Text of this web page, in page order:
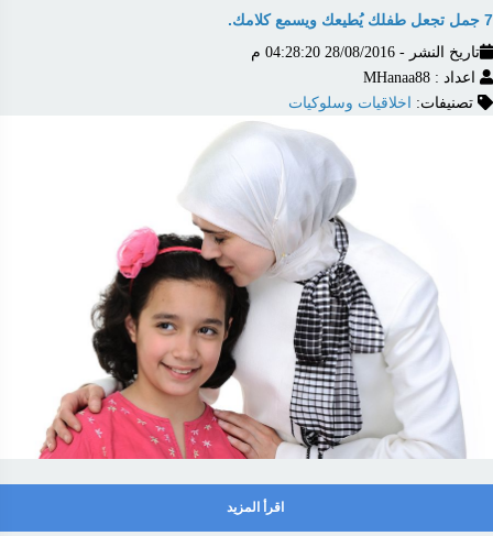
7 جمل تجعل طفلك يُطيعك ويسمع كلامك.
تاريخ النشر - 28/08/2016 04:28:20 م
اعداد : MHanaa88
تصنيفات:
اخلاقيات وسلوكيات
اقرأ المزيد